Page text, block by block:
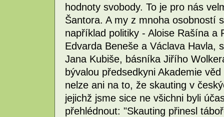
hodnoty svobody. To je pro nás
Šantora. A my z mnoha osobností
například politiky - Aloise Rašína a
Edvarda Beneše a Václava Havla,
Jana Kubiše, básníka Jiřího
bývalou předsedkyni Akademie
nelze ani na to, že skauting v
jejichž jsme sice ne všichni byli
přehlédnout: "Skauting přinesl